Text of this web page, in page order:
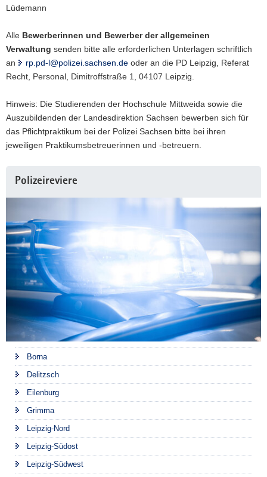
Lüdemann
Alle Bewerberinnen und Bewerber der allgemeinen
Verwaltung senden bitte alle erforderlichen Unterlagen schriftlich
an
rp.pd-l@polizei.sachsen.de oder an die PD Leipzig, Referat
Recht, Personal, Dimitroffstraße 1, 04107 Leipzig.
Hinweis: Die Studierenden der Hochschule Mittweida sowie die
Auszubildenden der Landesdirektion Sachsen bewerben sich für
das Pflichtpraktikum bei der Polizei Sachsen bitte bei ihren
jeweiligen Praktikumsbetreuerinnen und -betreuern.
Information
Polizeireviere
Borna
Delitzsch
Eilenburg
Grimma
Leipzig-Nord
Leipzig-Südost
Leipzig-Südwest